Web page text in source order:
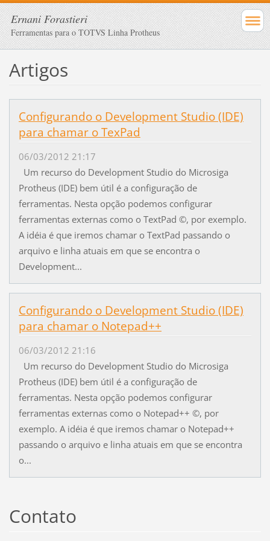
Ernani Forastieri
Ferramentas para o TOTVS Linha Protheus
Artigos
Configurando o Development Studio (IDE)
para chamar o TexPad
06/03/2012 21:17
Um recurso do Development Studio do Microsiga
Protheus (IDE) bem útil é a configuração de
ferramentas. Nesta opção podemos configurar
ferramentas externas como o TextPad ©, por exemplo.
A idéia é que iremos chamar o TextPad passando o
arquivo e linha atuais em que se encontra o
Development...
Configurando o Development Studio (IDE)
para chamar o Notepad++
06/03/2012 21:16
Um recurso do Development Studio do Microsiga
Protheus (IDE) bem útil é a configuração de
ferramentas. Nesta opção podemos configurar
ferramentas externas como o Notepad++ ©, por
exemplo. A idéia é que iremos chamar o Notepad++
passando o arquivo e linha atuais em que se encontra
o...
Contato